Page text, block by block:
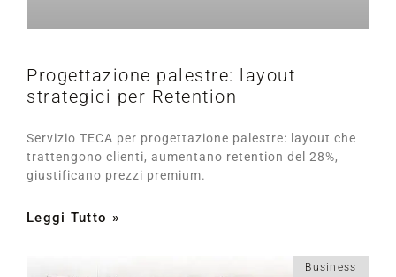
Progettazione palestre: layout
strategici per Retention
Servizio TECA per progettazione palestre: layout che
trattengono clienti, aumentano retention del 28%,
giustificano prezzi premium.
Leggi Tutto »
Business